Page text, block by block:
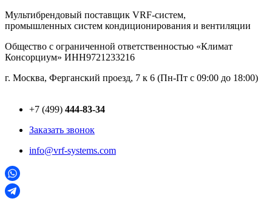
Перейти
к
Мультибрендовый поставщик VRF-cистем,
промышленных систем кондиционирования и вентиляции
Общество с ограниченной ответственностью «Климат
Консорциум» ИНН9721233216
г. Москва, Ферганский проезд, 7 к 6 (Пн-Пт с 09:00 до 18:00)
+7 (499) 444-83-34
Заказать звонок
info@vrf-systems.com